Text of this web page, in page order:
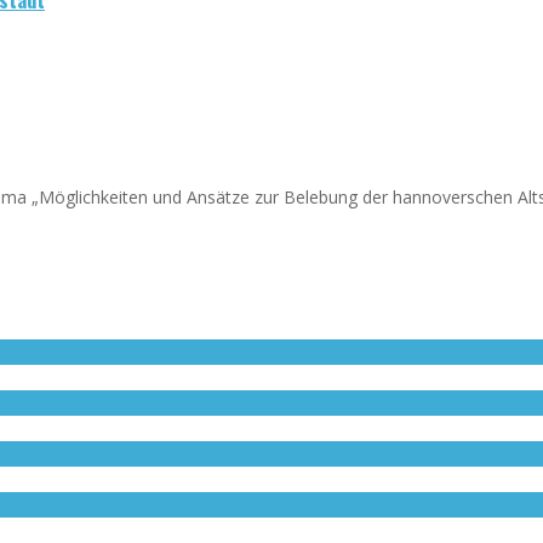
„Möglichkeiten und Ansätze zur Belebung der hannoverschen